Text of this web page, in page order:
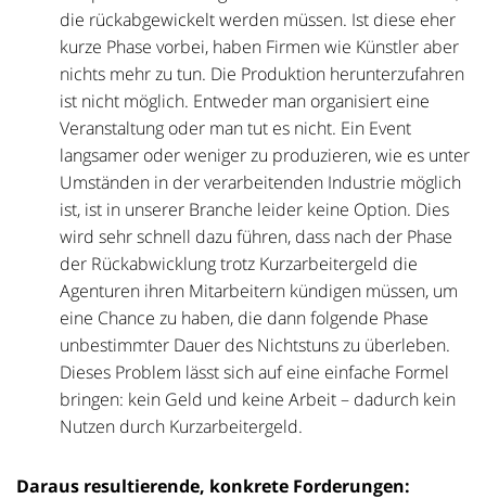
die rückabgewickelt werden müssen. Ist diese eher
kurze Phase vorbei, haben Firmen wie Künstler aber
nichts mehr zu tun. Die Produktion herunterzufahren
ist nicht möglich. Entweder man organisiert eine
Veranstaltung oder man tut es nicht. Ein Event
langsamer oder weniger zu produzieren, wie es unter
Umständen in der verarbeitenden Industrie möglich
ist, ist in unserer Branche leider keine Option. Dies
wird sehr schnell dazu führen, dass nach der Phase
der Rückabwicklung trotz Kurzarbeitergeld die
Agenturen ihren Mitarbeitern kündigen müssen, um
eine Chance zu haben, die dann folgende Phase
unbestimmter Dauer des Nichtstuns zu überleben.
Dieses Problem lässt sich auf eine einfache Formel
bringen: kein Geld und keine Arbeit – dadurch kein
Nutzen durch Kurzarbeitergeld.
Daraus resultierende, konkrete Forderungen: